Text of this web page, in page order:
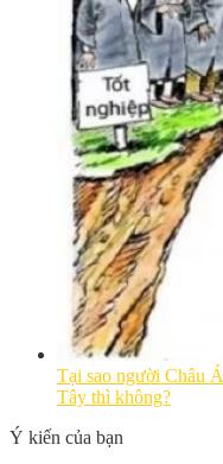
Tại sao người Châu
Tây thì không?
Ý kiến của bạn